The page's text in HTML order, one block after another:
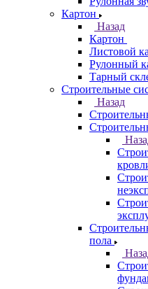
Картон
Назад
Картон
Листовой
Рулонный
Тарный
Строительные
Назад
пола